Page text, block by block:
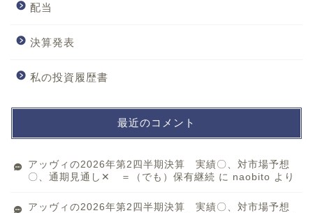
配当
決算発表
私の投資履歴書
最近のコメント
アッヴィの2026年第2四半期決算 実績〇、対市場予想
〇、通期見通し✕ ＝（でも）保有継続 に naobito より
アッヴィの2026年第2四半期決算 実績〇、対市場予想